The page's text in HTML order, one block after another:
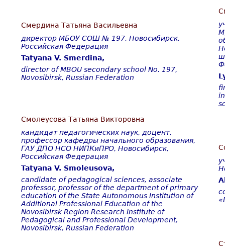
Смердина Татьяна Васильевна
директор МБОУ СОШ № 197, Новосибирск,
Российская Федерация
Tatyana V. Smerdina,
director of MBOU secondary school No. 197,
Novosibirsk, Russian Federation
Смолеусова Татьяна Викторовна
кандидат педагогических наук, доцент,
профессор кафедры начального образования,
ГАУ ДПО НСО НИПКиПРО, Новосибирск,
Российская Федерация
Tatyana V. Smoleusova,
candidate of pedagogical sciences, associate
professor, professor of the department of primary
education of the State Autonomous Institution of
Additional Professional Education of the
Novosibirsk Region Research Institute of
Pedagogical and Professional Development,
Novosibirsk, Russian Federation